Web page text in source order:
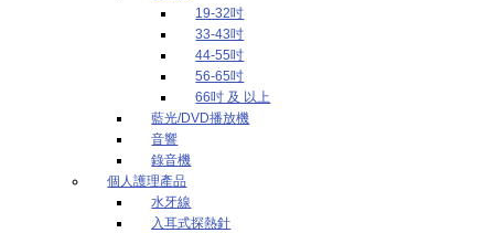
19-32吋
33-43吋
44-55吋
56-65吋
66吋 及 以上
藍光/DVD播放機
音響
錄音機
個人護理產品
水牙線
入耳式探熱針